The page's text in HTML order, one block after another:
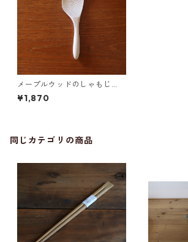
メープルウッドのしゃもじ
（大）クラフト木の実
¥1,870
同じカテゴリの商品